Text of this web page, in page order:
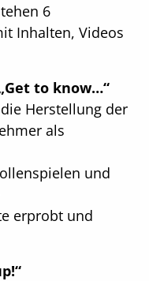
6
Inhalten, Videos
to know…“
Herstellung der
als
und
erprobt und